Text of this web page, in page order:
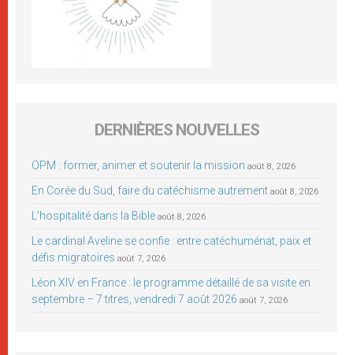
DERNIÈRES NOUVELLES
OPM : former, animer et soutenir la mission août 8, 2026
En Corée du Sud, faire du catéchisme autrement août 8, 2026
L’hospitalité dans la Bible août 8, 2026
Le cardinal Aveline se confie : entre catéchuménat, paix et
défis migratoires août 7, 2026
Léon XIV en France : le programme détaillé de sa visite en
septembre – 7 titres, vendredi 7 août 2026 août 7, 2026